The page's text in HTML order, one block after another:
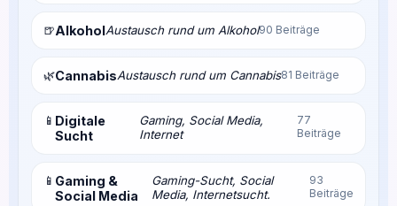
🍺AlkoholAustausch rund um Alkohol90 Beiträge
🌿CannabisAustausch rund um Cannabis81 Beiträge
📱 Digitale
Sucht
Gaming, Social Media,
Internet
77
Beiträge
📱 Gaming &
Social Media
Gaming-Sucht, Social
Media, Internetsucht.
93
Beiträge